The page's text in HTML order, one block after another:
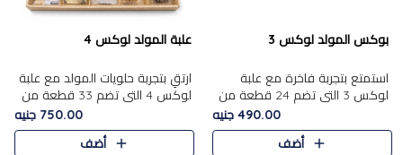
بوكس المولد لوكس 3
استمتع بتجربة فاخرة مع علبة
لوكس 3 التي تضم 24 قطعة من
أشهر حلويات المولد الشرقية
المختارة بعناية. تحتوي التشكيلة
على الجزرية بالفول، والملب..
490.00 جنيه
أضف
علبة المولد لوكس 4
ارتقِ بتجربة حلويات المولد مع علبة
لوكس 4 التي تضم 33 قطعة من
تشكيلة فاخرة ومتنوعة من أشهر
الأصناف الشرقية. تحتوي العلبة على
الجزرية بالفول،..
750.00 جنيه
أضف